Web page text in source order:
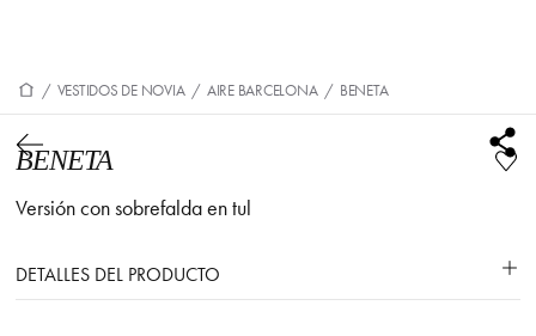
/ VESTIDOS DE NOVIA / AIRE BARCELONA / BENETA
BENETA
Versión con sobrefalda en tul
DETALLES DEL PRODUCTO